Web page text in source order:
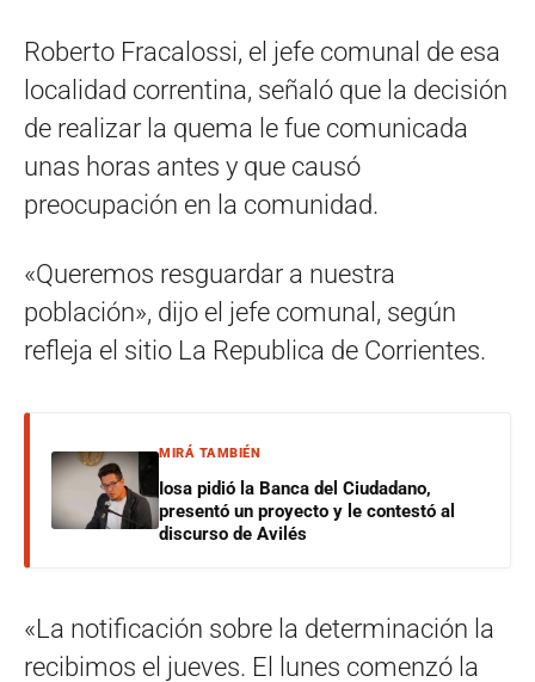
Roberto Fracalossi, el jefe comunal de esa
localidad correntina, señaló que la decisión
de realizar la quema le fue comunicada
unas horas antes y que causó
preocupación en la comunidad.
«Queremos resguardar a nuestra
población», dijo el jefe comunal, según
refleja el sitio La Republica de Corrientes.
MIRÁ TAMBIÉN
Iosa pidió la Banca del Ciudadano,
presentó un proyecto y le contestó al
discurso de Avilés
«La notificación sobre la determinación la
recibimos el jueves. El lunes comenzó la